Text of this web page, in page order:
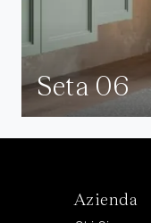
Seta 06
Azienda